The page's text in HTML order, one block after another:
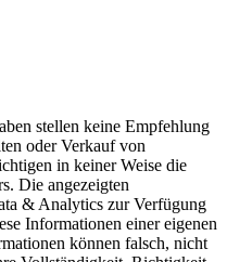
stellen keine Empfehlung
oder Verkauf von
in keiner Weise die
Die angezeigten
& Analytics zur Verfügung
Informationen einer eigenen
können falsch, nicht